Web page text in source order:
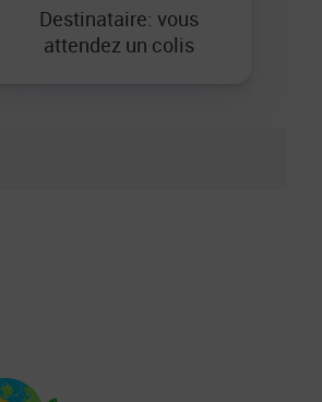
Destinataire: vous
attendez un colis